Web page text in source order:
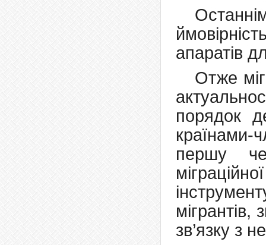
апаратів
Отже
порядок
першу
мігрантів,
зв’язку з